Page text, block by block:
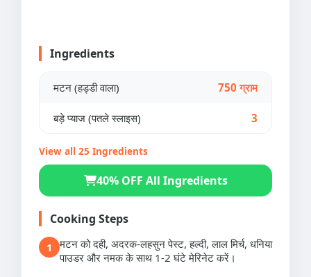
Ingredients
मटन (हड्डी वाला) 750 ग्राम
बड़े प्याज (पतले स्लाइस) 3
View all 25 Ingredients
40% OFF All Ingredients
Cooking Steps
1
मटन को दही, अदरक-लहसुन पेस्ट, हल्दी, लाल मिर्च, धनिया
पाउडर और नमक के साथ 1-2 घंटे मेरिनेट करें।